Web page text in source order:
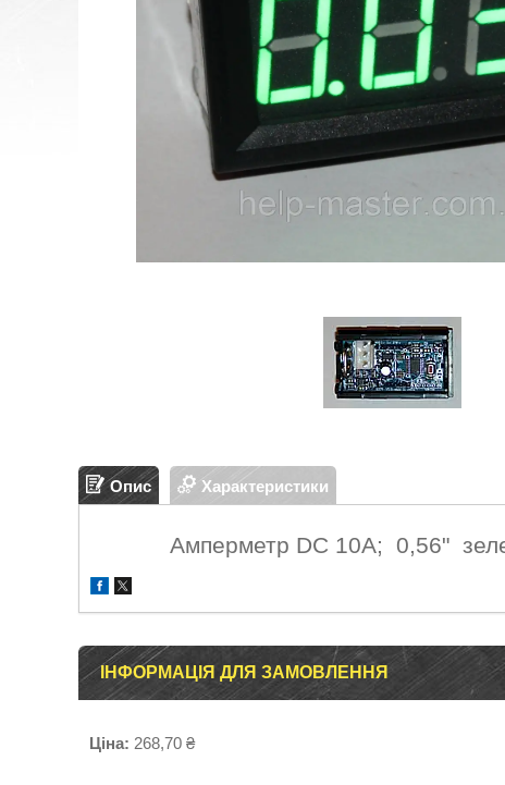
Опис Характеристики
Амперметр DC 10А; 0,56"
ІНФОРМАЦІЯ ДЛЯ ЗАМОВЛЕННЯ
Ціна: 268,70 ₴